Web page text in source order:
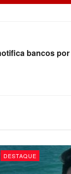
bancos
DESTAQUE